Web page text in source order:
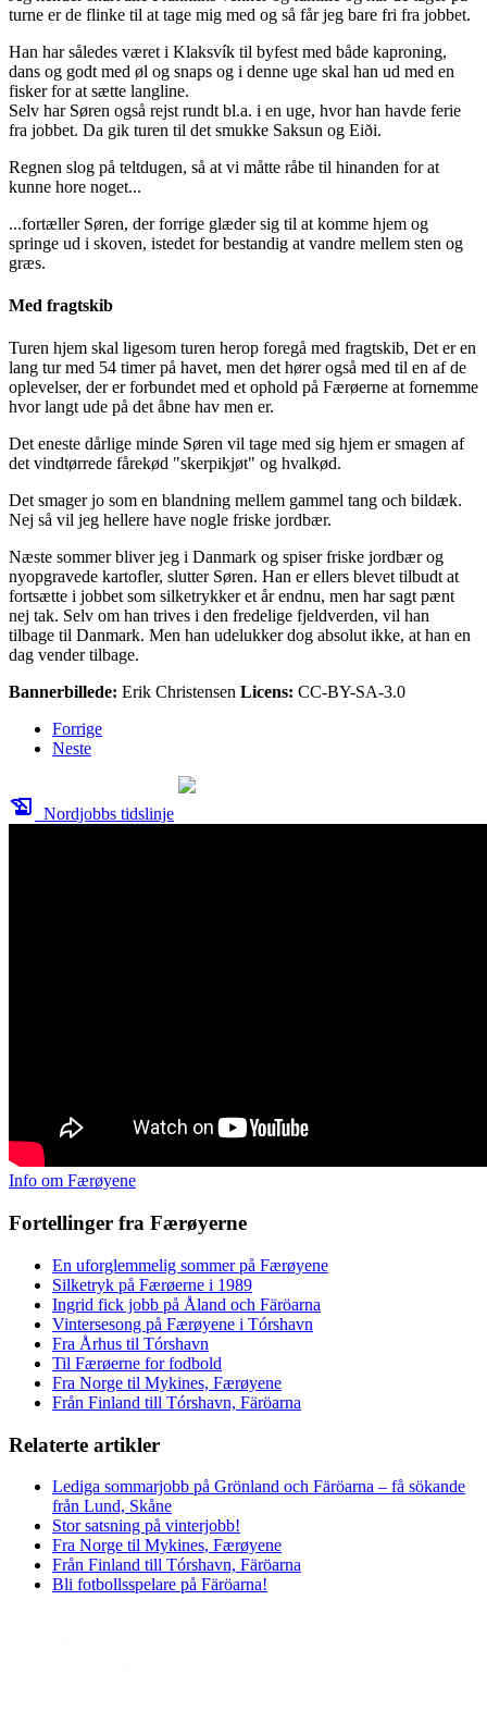
turne er de flinke til at tage mig med og så får jeg bare fri fra jobbet.
Han har således været i Klaksvík til byfest med både kaproning,
dans og godt med øl og snaps og i denne uge skal han ud med en
fisker for at sætte langline.
Selv har Søren også rejst rundt bl.a. i en uge, hvor han havde ferie
fra jobbet. Da gik turen til det smukke Saksun og Eiði.
Regnen slog på teltdugen, så at vi måtte råbe til hinanden for at
kunne hore noget...
...fortæller Søren, der forrige glæder sig til at komme hjem og
springe ud i skoven, istedet for bestandig at vandre mellem sten og
græs.
Med fragtskib
Turen hjem skal ligesom turen herop foregå med fragtskib, Det er en
lang tur med 54 timer på havet, men det hører også med til en af de
oplevelser, der er forbun­det med et ophold på Færøerne at for­nemme
hvor langt ude på det åbne hav men er.
Det eneste dårlige minde Søren vil tage med sig hjem er smagen af
det vindtørrede fårekød "skerpikjøt" og hvalkød.
Det smager jo som en blandning mel­lem gammel tang och bildæk.
Nej så vil jeg hellere have nogle friske jordbær.
Næste sommer bliver jeg i Danmark og spiser friske jordbær og
nyopgravede kartofler, slutter Søren. Han er ellers ble­vet tilbudt at
fortsætte i jobbet som silket­rykker et år endnu, men har sagt pænt
nej tak. Selv om han trives i den fredelige fjeld­verden, vil han
tilbage til Danmark. Men han udelukker dog absolut ikke, at han en
dag vender tilbage.
Bannerbillede: Erik Christensen Licens: CC-BY-SA-3.0
Forrige
Neste
history_edu Nordjobbs tidslinje
Info om Færøyene
Fortellinger fra Færøyerne
En uforglemmelig sommer på Færøyene
Silketryk på Færøerne i 1989
Ingrid fick jobb på Åland och Färöarna
Vintersesong på Færøyene i Tórshavn
Fra Århus til Tórshavn
Til Færøerne for fodbold
Fra Norge til Mykines, Færøyene
Från Finland till Tórshavn, Färöarna
Relaterte artikler
Lediga sommarjobb på Grönland och Färöarna – få sökande
från Lund, Skåne
Stor satsning på vinterjobb!
Fra Norge til Mykines, Færøyene
Från Finland till Tórshavn, Färöarna
Bli fotbollsspelare på Färöarna!